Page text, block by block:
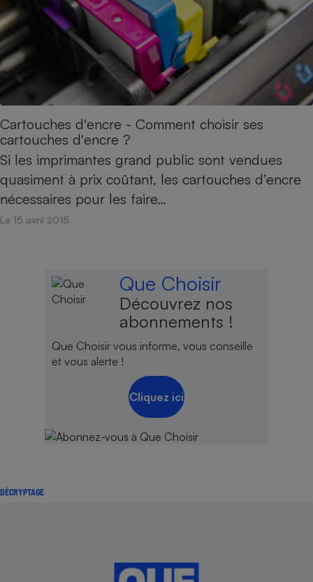
Cartouches d'encre - Comment choisir ses
cartouches d'encre ?
Si les imprimantes grand public sont vendues
quasiment à prix coûtant, les cartouches d’encre
nécessaires pour les faire…
Le 15 avril 2015
Que Choisir
Découvrez nos
abonnements !
Que Choisir vous informe, vous conseille
et vous alerte !
Cliquez ici
DÉCRYPTAGE